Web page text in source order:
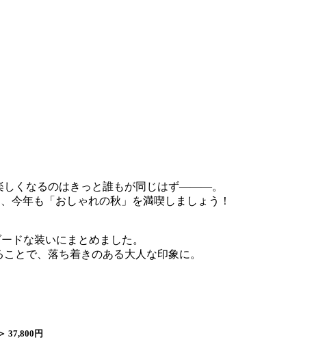
しくなるのはきっと誰もが同じはず―――。
今年も「おしゃれの秋」を満喫しましょう！
ドな装いにまとめました。
とで、落ち着きのある大人な印象に。
37,800円